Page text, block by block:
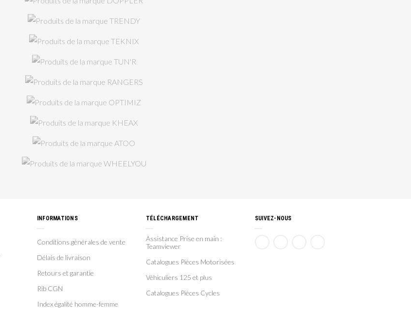
INFORMATIONS
Conditions générales de vente
Délais de livraison
Retours et garantie
Rib CGN
Index égalité homme-femme
TÉLÉCHARGEMENT
Assistance Prise en main :
Teamviewer
Catalogues Pièces Motorisées
Véhiculiers 125 et plus
Catalogues Pièces Cycles
SUIVEZ-NOUS